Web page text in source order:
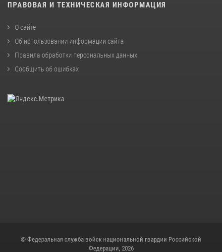
ПРАВОВАЯ И ТЕХНИЧЕСКАЯ ИНФОРМАЦИЯ
О сайте
Об использовании информации сайта
Правила обработки персональных данных
Сообщить об ошибках
© Федеральная служба войск национальной гвардии Российской
Федерации, 2026